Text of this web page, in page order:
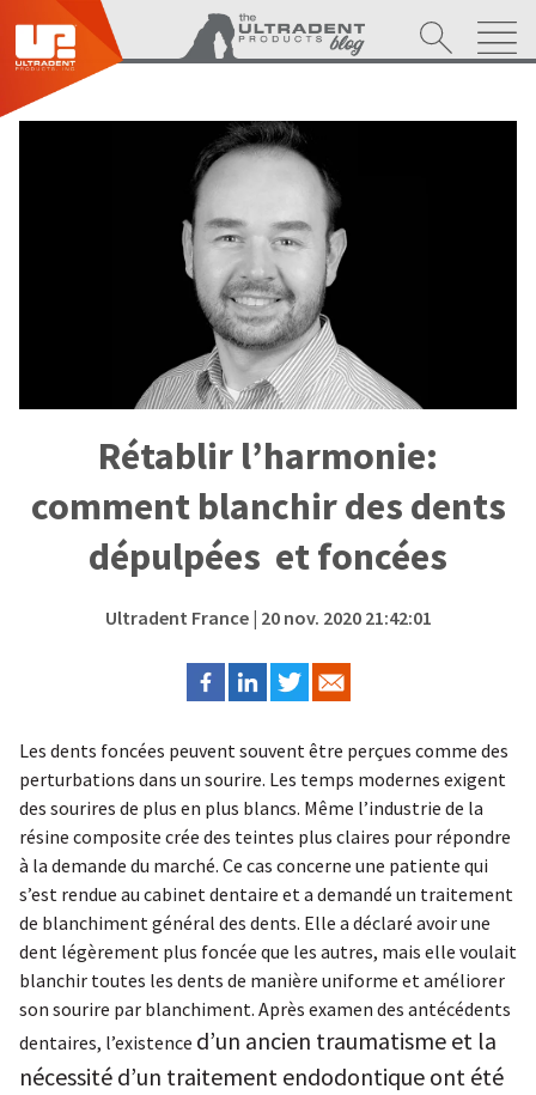
Rétablir l’harmonie:
comment blanchir des dents
dépulpées et foncées
Ultradent France| 20 nov. 2020 21:42:01
Les dents foncées peuvent souvent être perçues comme des
perturbations dans un sourire. Les temps modernes exigent
dessourires de plus en plus blancs. Même l’industrie de la
résine composite crée des teintes plus claires pour répondre
à la demande du marché. Ce cas concerne une patiente qui
s’est rendue au cabinet dentaire et a demandé un traitement
de blanchiment général des dents. Elle a déclaré avoir une
dent légèrement plus foncée que les autres, mais elle voulait
blanchir toutes les dents de manière uniforme et améliorer
son sourire par blanchiment. Après examen des antécédents
dentaires, l’existence d’un ancien traumatisme et la
nécessité d’un traitement endodontique ont été